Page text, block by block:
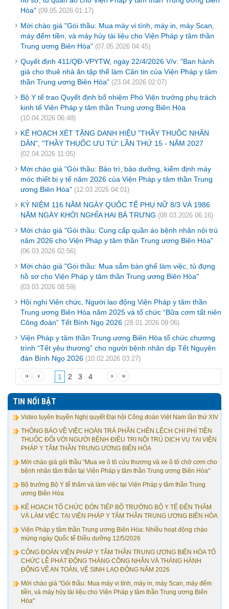
Hòa" (09.05.2026 01:17)
Mời chào giá "Gói thầu: Mua máy vi tính, máy in, máy Scan,
máy đếm tiền, và máy hủy tài liệu cho Viện Pháp y tâm thần
Trung ương Biên Hòa" (07.05.2026 04:45)
Quyết định 411/QĐ-VPYTW, ngày 22/4/2026 V/v: "Ban hành
giá cho thuê nhà ăn tập thể làm Căn tin của Viện Pháp y tâm
thần Trung ương Biên Hòa" (23.04.2026 02:07)
Bộ Y tế trao Quyết định bổ nhiệm Phó Viện trưởng phụ trách
kinh tế Viện Pháp y tâm thần Trung ương Biên Hòa
(10.04.2026 06:48)
KẾ HOẠCH XÉT TẶNG DANH HIỆU "THẦY THUỐC NHÂN
DÂN", "THẦY THUỐC ƯU TÚ" LẦN THỨ 15 - NĂM 2027
(02.04.2026 11:05)
Mời chào giá "Gói thầu: Bảo trì, bảo dưỡng, kiểm định máy
móc thiết bị y tế năm 2026 của Viện Pháp y tâm thần Trung
ương Biên Hòa" (12.03.2026 04:01)
KỶ NIỆM 116 NĂM NGÀY QUỐC TẾ PHỤ NỮ 8/3 VÀ 1986
NĂM NGÀY KHỞI NGHĨA HAI BÀ TRƯNG (08.03.2026 06:16)
Mời chào giá "Gói thầu: Cung cấp quần áo bệnh nhân nội trú
năm 2026 cho Viện Pháp y tâm thần Trung ương Biên Hòa"
(06.03.2026 02:56)
Mời chào giá "Gói thầu: Mua sắm bàn ghế làm việc, tủ đựng
hồ sơ cho Viện Pháp y tâm thần Trung ương Biên Hòa"
(03.03.2026 08:59)
Hội nghị Viên chức, Người lao động Viện Pháp y tâm thần
Trung ương Biên Hòa năm 2025 và tổ chức “Bữa cơm tất niên
Công đoàn” Tết Bính Ngọ 2026 (28.01.2026 09:06)
Viện Pháp y tâm thần Trung ương Biên Hòa tổ chức chương
trình “Tết yêu thương” cho người bệnh nhân dịp Tết Nguyên
đán Bính Ngọ 2026 (10.02.2026 03:27)
1 2 3 4
TIN NỔI BẬT
Video tuyên truyền Nghị quyết Đại hội Công đoàn Việt Nam lần thứ XIV
THÔNG BÁO VỀ VIỆC HOÀN TRẢ PHẦN CHÊN LỆCH CHI PHÍ TIỀN
THUỐC ĐỐI VỚI NGƯỜI BỆNH ĐIỀU TRỊ NỘI TRÚ DỊCH VỤ TẠI VIỆN
PHÁP Y TÂM THẦN TRUNG ƯƠNG BIÊN HÒA
Mời chào giá gói thầu "Mua xe ô tô cứu thương và xe ô tô chở cơm cho
bệnh nhân tâm thần tại Viện Pháp y tâm thần Trung ương Biên Hòa"
Bộ trưởng Bộ Y tế thăm và làm việc tại Viện Pháp y tâm thần Trung
ương Biên Hòa
KẾ HOẠCH TỔ CHỨC ĐÓN TIẾP BỘ TRƯỞNG BỘ Y TẾ ĐẾN THĂM
VÀ LÀM VIỆC TẠI VIỆN PHÁP Y TÂM THẦN TRUNG ƯƠNG BIÊN HÒA
Viện Pháp y tâm thần Trung ương Biên Hòa: Nhiều hoạt động chào
mừng ngày Quốc tế Điều dưỡng 12/5/2026
CÔNG ĐOÀN VIỆN PHÁP Y TÂM THẦN TRUNG ƯƠNG BIÊN HÒA TỔ
CHỨC LỄ PHÁT ĐỘNG THÁNG CÔNG NHÂN VÀ THÁNG HÀNH
ĐỘNG VỀ AN TOÀN, VỆ SINH LAO ĐỘNG NĂM 2026
Mời chào giá "Gói thầu: Mua máy vi tính, máy in, máy Scan, máy đếm
tiền, và máy hủy tài liệu cho Viện Pháp y tâm thần Trung ương Biên
Hòa"